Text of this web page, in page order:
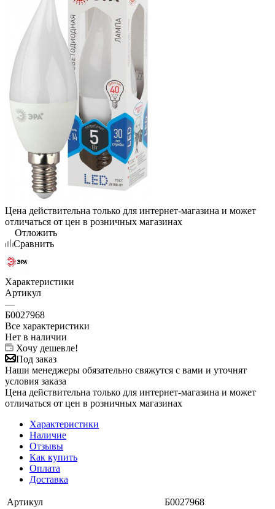
Цена действительна только для интернет-магазина и может
отличаться от цен в розничных магазинах
Отложить
Сравнить
Характеристики
Артикул
—
Б0027968
Все характеристики
Нет в наличии
Хочу дешевле!
Под заказ
Наши менеджеры обязательно свяжутся с вами и уточнят
условия заказа
Цена действительна только для интернет-магазина и может
отличаться от цен в розничных магазинах
Характеристики
Наличие
Отзывы
Как купить
Оплата
Доставка
Артикул
Б0027968